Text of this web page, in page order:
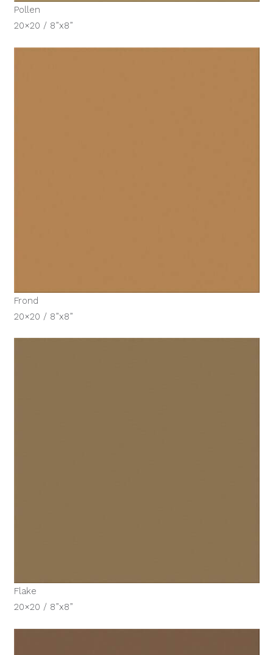
Pollen
20×20 / 8”x8”
Frond
20×20 / 8”x8”
Flake
20×20 / 8”x8”